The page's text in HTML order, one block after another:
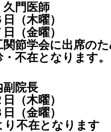
門医師
（木曜）
（金曜）
節学会に出席の
不在となります。
院長
（木曜）
（金曜）
不在となります